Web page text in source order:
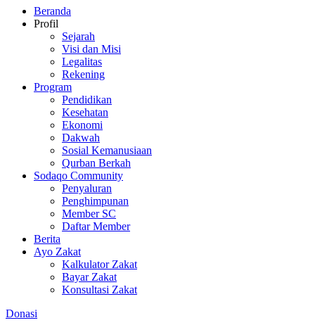
Beranda
Profil
Sejarah
Visi dan Misi
Legalitas
Rekening
Program
Pendidikan
Kesehatan
Ekonomi
Dakwah
Sosial Kemanusiaan
Qurban Berkah
Sodaqo Community
Penyaluran
Penghimpunan
Member SC
Daftar Member
Berita
Ayo Zakat
Kalkulator Zakat
Bayar Zakat
Konsultasi Zakat
Donasi